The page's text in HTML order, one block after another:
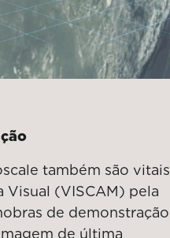
também são vitais
Visual (VISCAM) pela
de demonstração
de última